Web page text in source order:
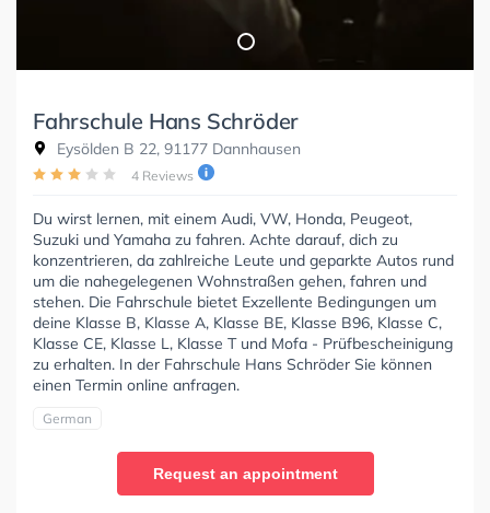
Fahrschule Hans Schröder
Eysölden B 22, 91177 Dannhausen
4 Reviews
Du wirst lernen, mit einem Audi, VW, Honda, Peugeot,
Suzuki und Yamaha zu fahren. Achte darauf, dich zu
konzentrieren, da zahlreiche Leute und geparkte Autos rund
um die nahegelegenen Wohnstraßen gehen, fahren und
stehen. Die Fahrschule bietet Exzellente Bedingungen um
deine Klasse B, Klasse A, Klasse BE, Klasse B96, Klasse C,
Klasse CE, Klasse L, Klasse T und Mofa - Prüfbescheinigung
zu erhalten. In der Fahrschule Hans Schröder Sie können
einen Termin online anfragen.
German
Request an appointment